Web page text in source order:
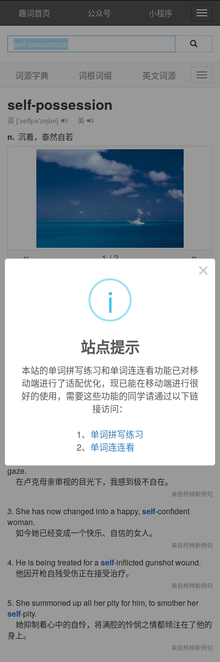
趣词首页 公众号 小程序
词源字典 词根词缀 英文词源
self-possession
英 ['selfpə'zeʃən] 美
n. 沉着，泰然自若
« 1/ 3 »
"command of one's emotions," 1745, from
双语例句
1. He has never exhibited theself
他从未表现出他前任的那种近乎傲慢的自信。
gaze.
在卢克母亲审视的目光下，我感到极不自在。
来自柯林斯例句
3. She has now changed into a happy, self-confident
woman.
如今她已经变成一个快乐、自信的女人。
来自柯林斯例句
4. He is being treated for aself-inflicted gunshot wound.
他因开枪自残受伤正在接受治疗。
来自柯林斯例句
5. She summoned up all her pity for him, to smother her
self-pity.
她抑制着心中的自怜，将满腔的怜悯之情都倾注在了他的
身上。
来自柯林斯例句
×
i
站点提示
本站的单词拼写练习和单词连连看功能已对移
动端进行了适配优化，现已能在移动端进行很
好的使用，需要这些功能的同学请通过以下链
接访问：
1、 单词拼写练习
2、 单词连连看